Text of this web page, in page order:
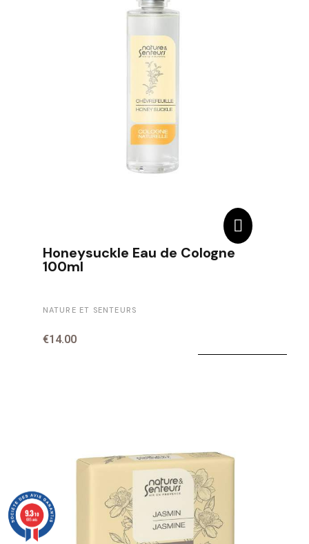
Honeysuckle Eau de Cologne
100ml
NATURE ET SENTEURS
€14.00
9.3/10
685 avis